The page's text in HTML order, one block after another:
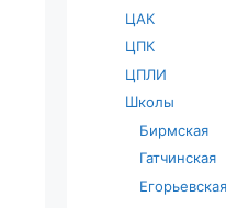
ЦАК
ЦПК
ЦПЛИ
Школы
Бирмская
Гатчинская
Егорьевская